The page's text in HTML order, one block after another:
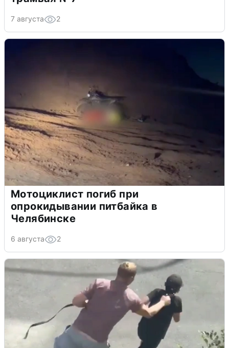
7 августа 2
Мотоциклист погиб при
опрокидывании питбайка в
Челябинске
6 августа 2